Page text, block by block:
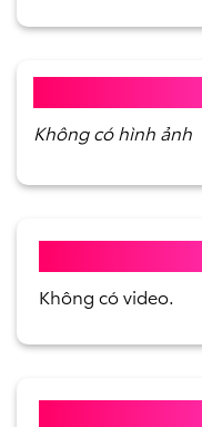
Không có hình ảnh
Không có video.